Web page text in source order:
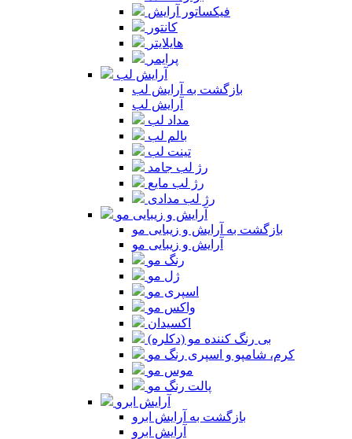
فیکساتور آرایش
کانتور
هایلایتر
پرایمر
آرایش لب
بازگشت به آرایش لب
آرایش لب
مداد لب
بالم لب
تینت لب
رژ لب جامد
رژ لب مایع
رژ لب مدادی
آرایش و زیبایی مو
بازگشت به آرایش و زیبایی مو
آرایش و زیبایی مو
رنگ مو
ژل مو
اسپری مو
واکس مو
اکسیدان
بی رنگ کننده مو (دکلره)
کرم، شامپو و اسپری رنگ مو
موس مو
پالت رنگ مو
آرایش ابرو
بازگشت به آرایش ابرو
آرایش ابرو